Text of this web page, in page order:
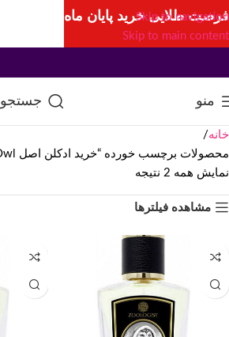
Skip to navigation
Skip to main content
منو جستجو
خانه
محصولات برچسب خورده “خرید ادکلن اصل Zoologist Snowy Owl”
نمایش همه 2 نتیجه
مشاهده فیلترها
فرصت طلایی خرید پایان ماه